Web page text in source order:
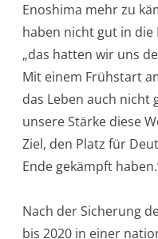
Enoshima mehr zu
haben nicht gut in die
„das hatten wir uns
Mit einem Frühstart
das Leben auch nicht
unsere Stärke diese
Ziel, den Platz für
Ende gekämpft
Nach der Sicherung
bis 2020 in einer